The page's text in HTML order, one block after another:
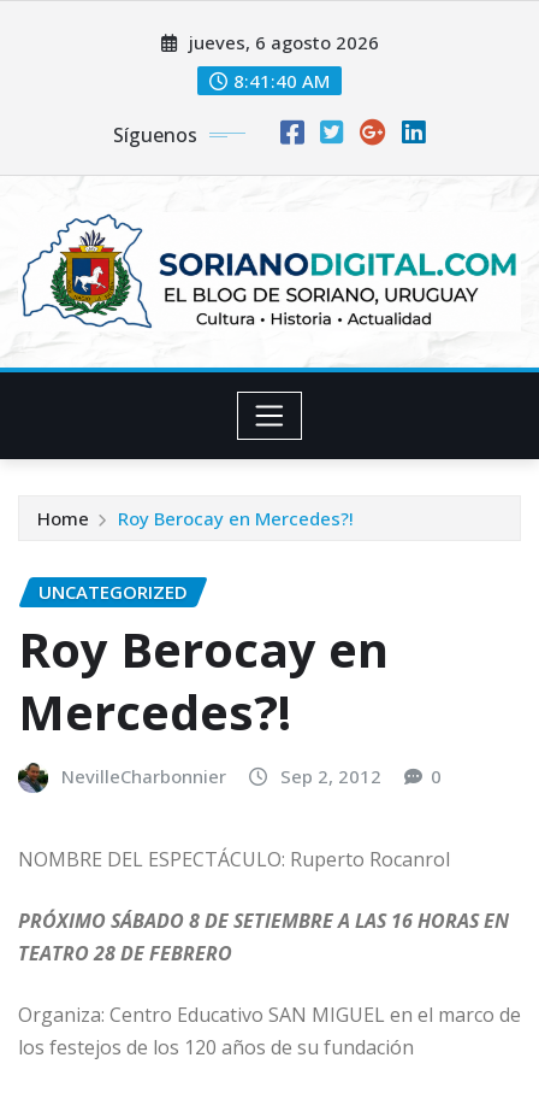
jueves, 6 agosto 2026
8:41:41 AM
Síguenos
Home Roy Berocay en Mercedes?!
UNCATEGORIZED
Roy Berocay en
Mercedes?!
NevilleCharbonnier Sep 2, 2012 0
NOMBRE DEL ESPECTÁCULO: Ruperto Rocanrol
PRÓXIMO SÁBADO 8 DE SETIEMBRE A LAS 16 HORAS EN
TEATRO 28 DE FEBRERO
Organiza: Centro Educativo SAN MIGUEL en el marco de
los festejos de los 120 años de su fundación